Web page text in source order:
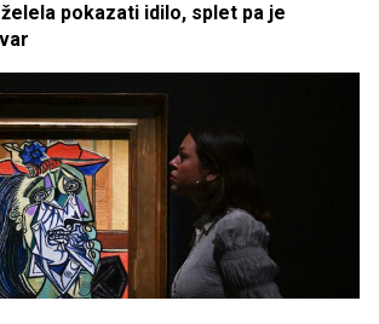
pokazati idilo, splet pa je